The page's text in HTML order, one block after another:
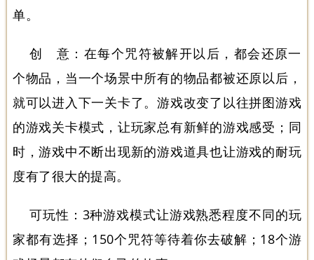
单。
创 意：在每个咒符被解开以后，都会还原一
个物品，当一个场景中所有的物品都被还原以后，
就可以进入下一关卡了。游戏改变了以往拼图游戏
的游戏关卡模式，让玩家总有新鲜的游戏感受；同
时，游戏中不断出现新的游戏道具也让游戏的耐玩
度有了很大的提高。
可玩性：3种游戏模式让游戏熟悉程度不同的玩
家都有选择；150个咒符等待着你去破解；18个游